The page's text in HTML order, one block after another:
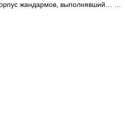
жандармов, выполнявший… …